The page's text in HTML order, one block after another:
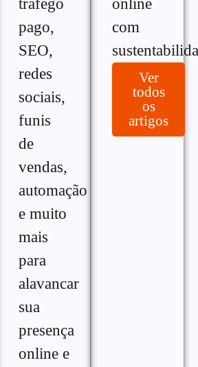
tráfego
pago,
SEO,
redes
sociais,
funis
de
vendas,
automação
e muito
mais
para
alavancar
sua
presença
online e
online
com
Ver
todos
os
artigos